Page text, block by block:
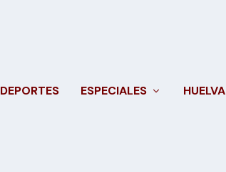
DEPORTES ESPECIALES HUELVA